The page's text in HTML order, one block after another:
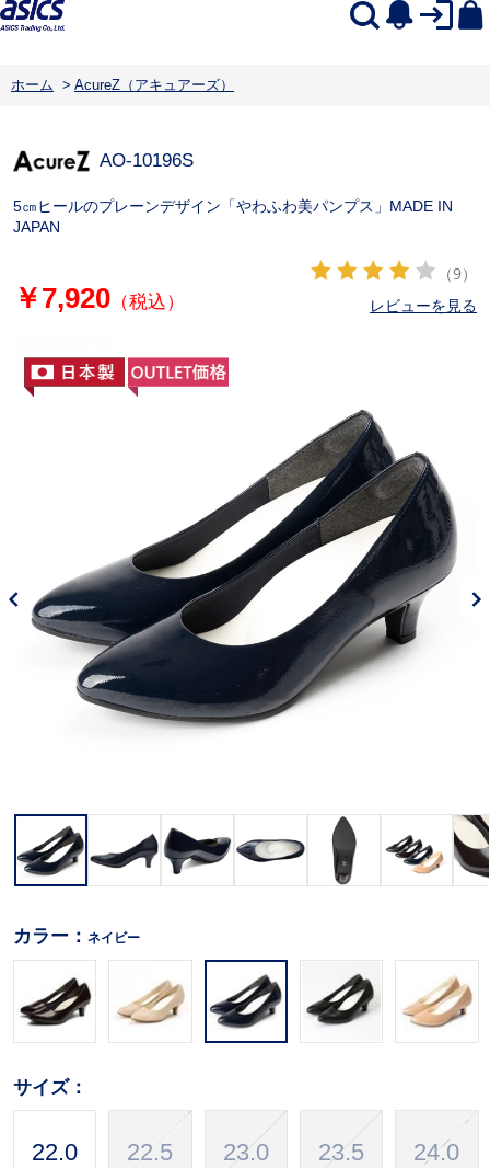
ホーム > AcureZ（アキュアーズ）
AO-10196S
5㎝ヒールのプレーンデザイン「やわふわ美パンプス」MADE IN
JAPAN
￥7,920（税込）
（9）
レビューを見る
カラー： ネイビー
サイズ：
22.0 22.5 23.0 23.5 24.0